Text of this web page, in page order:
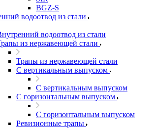
BGZ-S
водоотвод из стали
водоотвод из стали
из нержавеющей стали
Трапы из нержавеющей стали
С вертикальным выпуском
С вертикальным выпуском
С горизонтальным выпуском
С горизонтальным выпуском
Ревизионные трапы